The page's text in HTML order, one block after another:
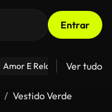
Entrar
Amor E Relacionamentos
Ver tudo
Vestido Verde